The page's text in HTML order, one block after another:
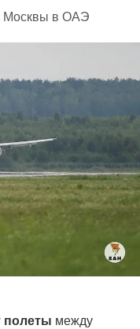
Москвы в ОАЭ
полеты между